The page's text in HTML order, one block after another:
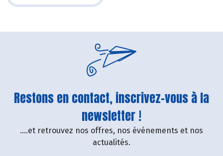
Restons en contact, inscrivez-vous à la
newsletter !
....et retrouvez nos offres, nos événements et nos
actualités.